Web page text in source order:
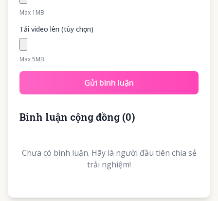
Max 1MB
Tải video lên (tùy chọn)
Max 5MB
Gửi bình luận
Bình luận cộng đồng (0)
Chưa có bình luận. Hãy là người đầu tiên chia sẻ
trải nghiệm!